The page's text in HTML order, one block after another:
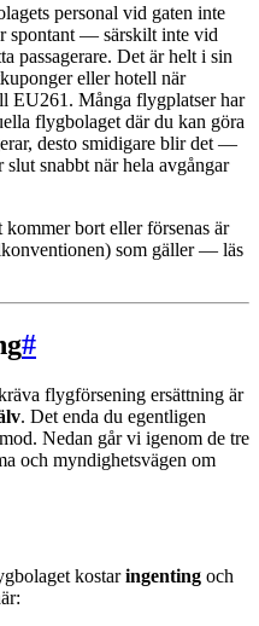
personal vid gaten inte
spontant — särskilt inte vid
passagerare. Det är helt i sin
eller hotell när
EU261. Många flygplatser har
flygbolaget där du kan göra
desto smidigare blir det —
snabbt när hela avgångar
kommer bort eller försenas är
som gäller — läs
#
flygförsening ersättning är
. Det enda du egentligen
Nedan går vi igenom de tre
och myndighetsvägen om
kostaringenting och